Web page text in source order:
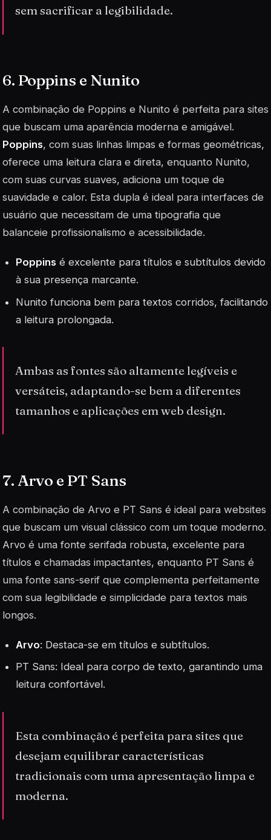
sem sacrificar a legibilidade.
6. Poppins e Nunito
A combinação de Poppins e Nunito é perfeita para sites
que buscam uma aparência moderna e amigável.
Poppins, com suas linhas limpas e formas geométricas,
oferece uma leitura clara e direta, enquanto Nunito,
com suas curvas suaves, adiciona um toque de
suavidade e calor. Esta dupla é ideal para interfaces de
usuário que necessitam de uma tipografia que
balanceie profissionalismo e acessibilidade.
Poppins é excelente para títulos e subtítulos devido
à sua presença marcante.
Nunito funciona bem para textos corridos, facilitando
a leitura prolongada.
Ambas as fontes são altamente legíveis e
versáteis, adaptando-se bem a diferentes
tamanhos e aplicações em web design.
7. Arvo e PT Sans
A combinação de Arvo e PT Sans é ideal para websites
que buscam um visual clássico com um toque moderno.
Arvo é uma fonte serifada robusta, excelente para
títulos e chamadas impactantes, enquanto PT Sans é
uma fonte sans-serif que complementa perfeitamente
com sua legibilidade e simplicidade para textos mais
longos.
Arvo: Destaca-se em títulos e subtítulos.
PT Sans: Ideal para corpo de texto, garantindo uma
leitura confortável.
Esta combinação é perfeita para sites que
desejam equilibrar características
tradicionais com uma apresentação limpa e
moderna.